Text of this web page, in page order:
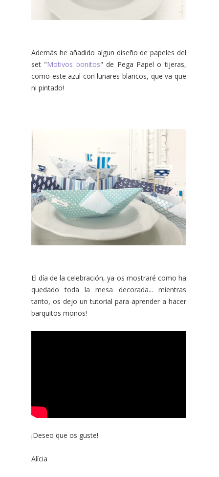
Además he añadido algun diseño de papeles del
set "Motivos bonitos" de Pega Papel o tijeras,
como este azul con lunares blancos, que va que
ni pintado!
El día de la celebración, ya os mostraré como ha
quedado toda la mesa decorada... mientras
tanto, os dejo un tutorial para aprender a hacer
barquitos monos!
¡Deseo que os guste!
Alícia